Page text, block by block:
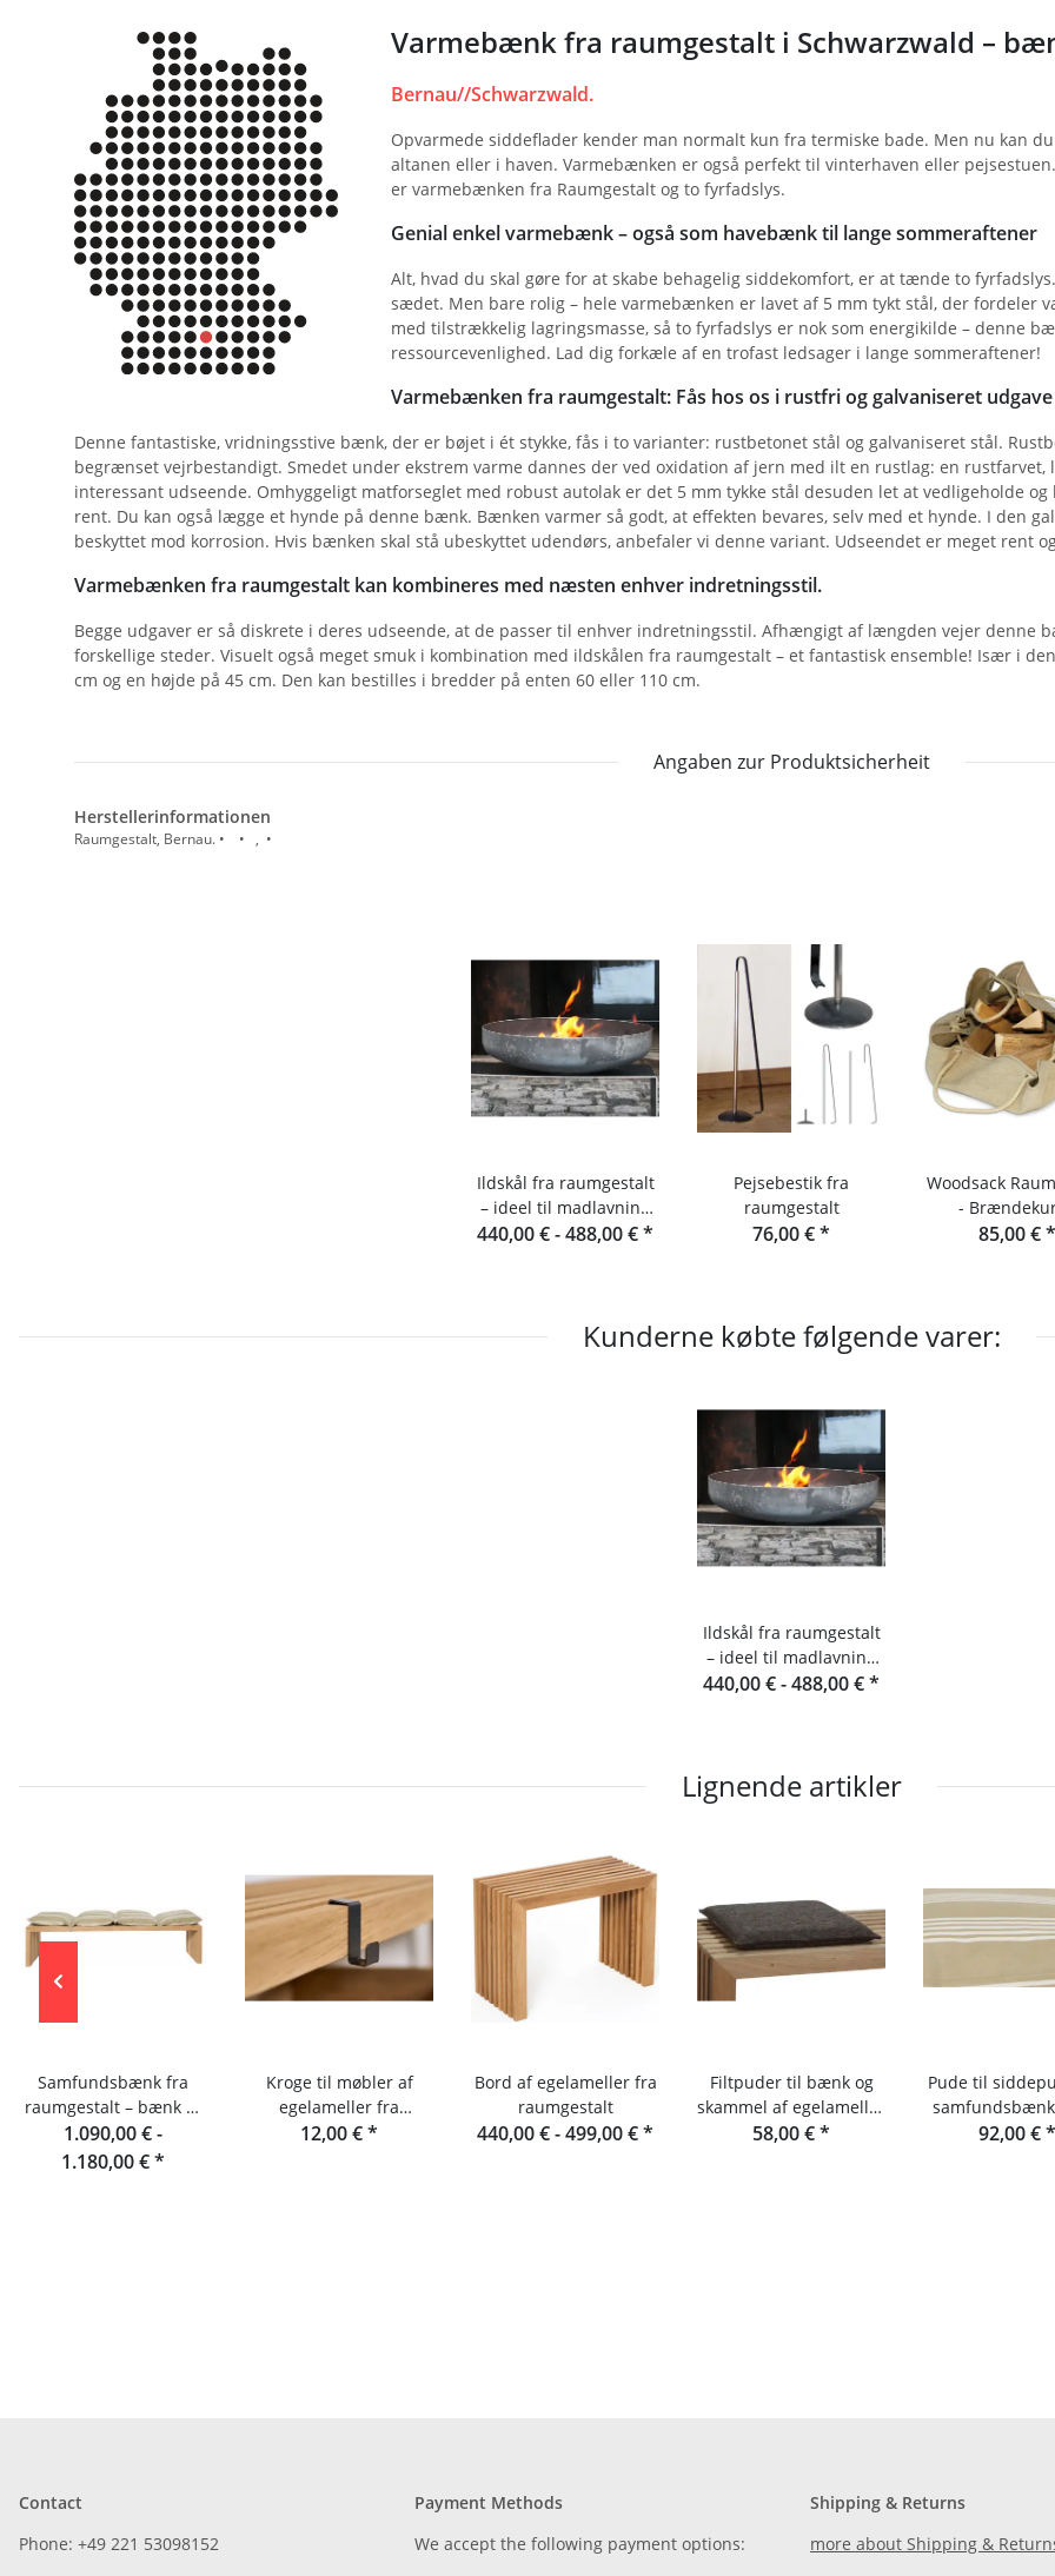
Varmebænk fra raumgestalt i Schwarzwald –
Bernau//Schwarzwald.
Opvarmede siddeflader kender man normalt kun fra termiske bade. Men nu kan
altanen eller i haven. Varmebænken er også perfekt til vinterhaven eller
er varmebænken fra Raumgestalt og to fyrfadslys.
Genial enkel varmebænk – også som havebænk til lange sommeraftener
Alt, hvad du skal gøre for at skabe behagelig siddekomfort, er at tænde to
sædet. Men bare rolig – hele varmebænken er lavet af 5 mm tykt stål, der fordeler
med tilstrækkelig lagringsmasse, så to fyrfadslys er nok som energikilde – denne
ressourcevenlighed. Lad dig forkæle af en trofast ledsager i lange sommeraftener!
Varmebænken fra raumgestalt: Fås hos os i rustfri og galvaniseret udgave
Denne fantastiske, vridningsstive bænk, der er bøjet i ét stykke, fås i to varianter: rustbetonet stål og galvaniseret stål.
begrænset vejrbestandigt. Smedet under ekstrem varme dannes der ved oxidation af jern med ilt en rustlag: en
interessant udseende. Omhyggeligt matforseglet med robust autolak er det 5 mm tykke stål desuden let at vedligeholde
rent. Du kan også lægge et hynde på denne bænk. Bænken varmer så godt, at effekten bevares, selv med et hynde. I den
beskyttet mod korrosion. Hvis bænken skal stå ubeskyttet udendørs, anbefaler vi denne variant. Udseendet er meget rent
Varmebænken fra raumgestalt kan kombineres med næsten enhver indretningsstil.
Begge udgaver er så diskrete i deres udseende, at de passer til enhver indretningsstil. Afhængigt af længden vejer denne
forskellige steder. Visuelt også meget smuk i kombination med ildskålen fra raumgestalt – et fantastisk ensemble! Især i
cm og en højde på 45 cm. Den kan bestilles i bredder på enten 60 eller 110 cm.
Angaben zur Produktsicherheit
Herstellerinformationen
Raumgestalt, Bernau. • • , •
Ildskål fra raumgestalt
– ideel til madlavning
udendørs
440,00 € -488,00 €*
Pejsebestik fra
raumgestalt
76,00 €*
Woodsack
-
85,00 €*
Kunderne købte følgende varer:
Ildskål fra raumgestalt
– ideel til madlavning
udendørs
440,00 € -488,00 €*
Lignende artikler
Samfundsbænk fra
raumgestalt – bænk af
egelameller 180 cm
1.090,00 € -
1.180,00 €*
Kroge til møbler af
egelameller fra
Raumgestalt
12,00 €*
Bord af egelameller fra
raumgestalt
440,00 € -499,00 €*
Filtpuder til bænk og
skammel af egelameller
eller douglasgran
58,00 €*
Pude til
raumgestalt
92,00 €*
Contact
Phone: +49 221 53098152
Payment Methods
We accept the following payment options:
Shipping & Returns
more about Shipping &